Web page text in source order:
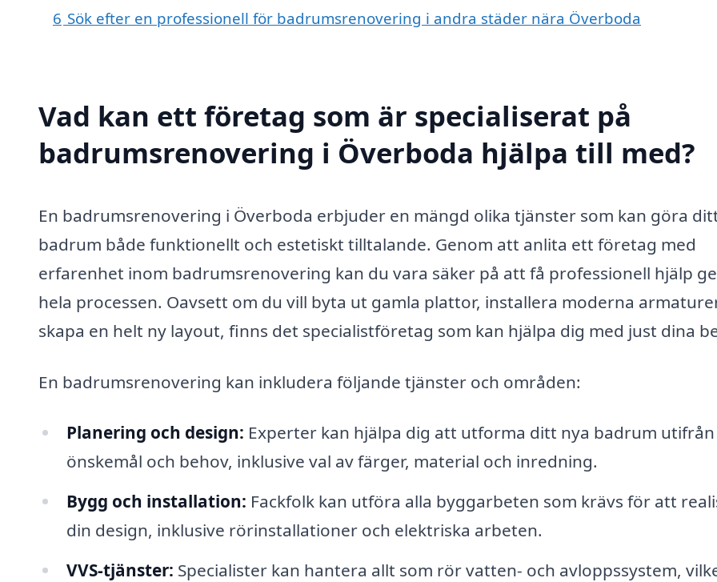
6 Sök efter en professionell för badrumsrenovering i andra städer nära Överboda
Vad kan ett företag som är specialiserat på
badrumsrenovering i Överboda hjälpa till med?
En badrumsrenovering i Överboda erbjuder en mängd olika tjänster som kan göra
badrum både funktionellt och estetiskt tilltalande. Genom att anlita ett företag med
erfarenhet inom badrumsrenovering kan du vara säker på att få professionell hjälp
hela processen. Oavsett om du vill byta ut gamla plattor, installera moderna
skapa en helt ny layout, finns det specialistföretag som kan hjälpa dig med just dina
En badrumsrenovering kan inkludera följande tjänster och områden:
Planering och design: Experter kan hjälpa dig att utforma ditt nya badrum
önskemål och behov, inklusive val av färger, material och inredning.
Bygg och installation: Fackfolk kan utföra alla byggarbeten som krävs för att
din design, inklusive rörinstallationer och elektriska arbeten.
VVS-tjänster: Specialister kan hantera allt som rör vatten- och avloppssystem,